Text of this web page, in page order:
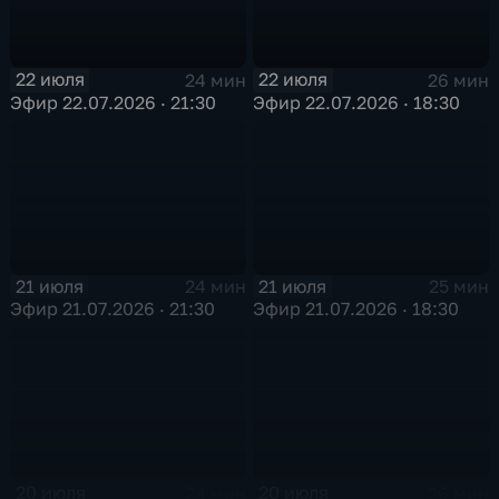
22 июля
24 мин
Эфир 22.07.2026 · 21:30
22 июля
26 мин
Эфир 22.07.2026 · 18:30
21 июля
24 мин
Эфир 21.07.2026 · 21:30
21 июля
25 мин
Эфир 21.07.2026 · 18:30